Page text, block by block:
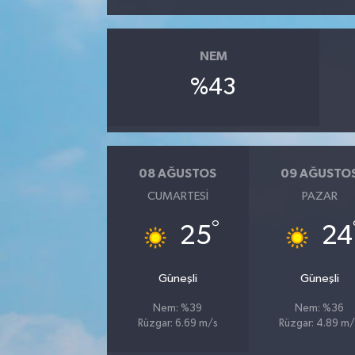
NEM
%43
08 AĞUSTOS
CUMARTESI
25°
Güneşli
Nem: %39
Rüzgar: 6.69 m/s
09
PAZAR
24
Güneşli
Nem: %36
Rüzgar: 4.89
TÜRKİYE'DE TREND HABERLER